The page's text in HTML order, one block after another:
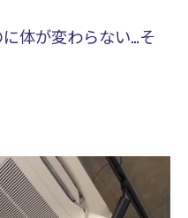
体が変わらない…そ